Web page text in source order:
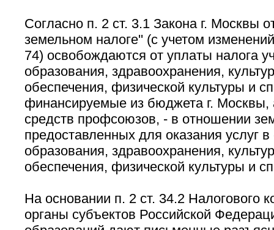
Согласно п. 2 ст. 3.1 Закона г. Москвы
земельном налоге'' (с учетом
74) освобождаются от уплаты налога
образования, здравоохранения,
обеспечения, физической культуры и
финансируемые из бюджета г. Москвы,
средств профсоюзов, - в отношении
предоставленных для оказания услуг в
образования, здравоохранения,
обеспечения, физической культуры и
На основании п. 2 ст. 34.2 Налогового
органы субъектов Российской